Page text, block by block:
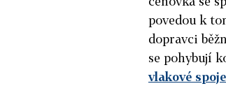
povedou k
dopravci
se pohybují
vlakové